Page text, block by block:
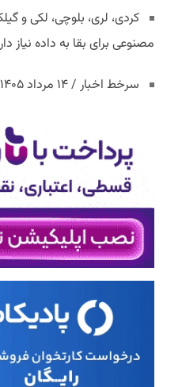
کردی، لری، بلوچی، لکی و
مصنوعی برای بقا به داده نیاز
سرخط اخبار / ۱۴ مرداد ۱۴۰۵